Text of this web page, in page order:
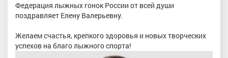
Федерация лыжных гонок России от всей души
поздравляет Елену Валерьевну.
Желаем счастья, крепкого здоровья и новых творческих
успехов на благо лыжного спорта!